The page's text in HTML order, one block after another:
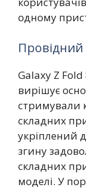
одному
Провідний
Galaxy Z
вирішує
стримували
складних
укріплений
згину
складних
моделі. У